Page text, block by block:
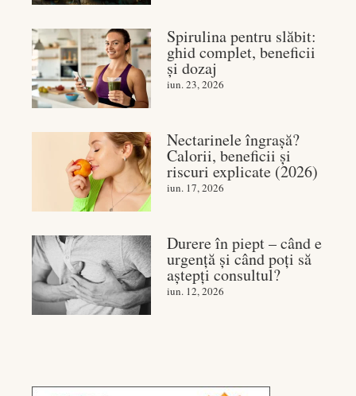
Spirulina pentru slăbit:
ghid complet, beneficii
și dozaj
iun. 23, 2026
Nectarinele îngrașă?
Calorii, beneficii și
riscuri explicate (2026)
iun. 17, 2026
Durere în piept – când e
urgență și când poți să
aștepți consultul?
iun. 12, 2026